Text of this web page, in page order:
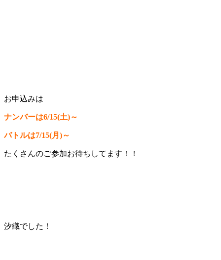
お申込みは
ナンバーは6/15(土)～
バトルは7/15(月)～
たくさんのご参加お待ちしてます！！
汐織でした！